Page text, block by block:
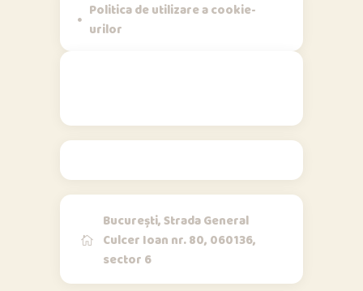
Politica de utilizare a cookie-
urilor
București, Strada General
Culcer Ioan nr. 80, 060136,
sector 6